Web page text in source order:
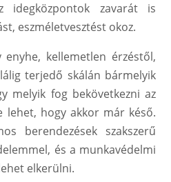
idegközpontok zavarát is
eszméletvesztést okoz.
kellemetlen érzéstől,
terjedő skálán bármelyik
melyik fog bekövetkezni az
lehet, hogy akkor már késő.
berendezések szakszerű
és a munkavédelmi
elkerülni.